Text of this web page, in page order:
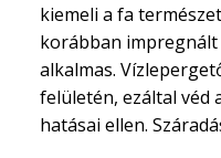
kiemeli a fa
korábban
alkalmas.
felületén, ezáltal véd
hatásai ellen.